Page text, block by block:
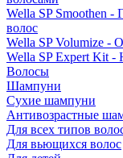
Wella SP Smoothen -
волос
Wella SP Volumize -
Wella SP Expert Kit -
Волосы
Шампуни
Сухие шампуни
Антивозрастные
Для всех типов
Для вьющихся волос